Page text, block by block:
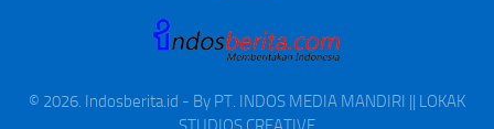
© 2026. Indosberita.id - By PT. INDOS MEDIA MANDIRI || LOKAK